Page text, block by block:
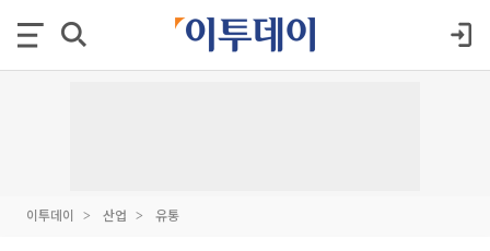
이투데이 산업 유통